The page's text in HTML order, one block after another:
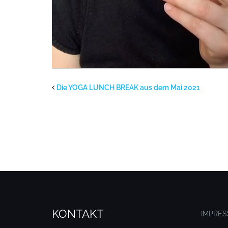
Die YOGA LUNCH BREAK aus dem Mai 2021
KONTAKT